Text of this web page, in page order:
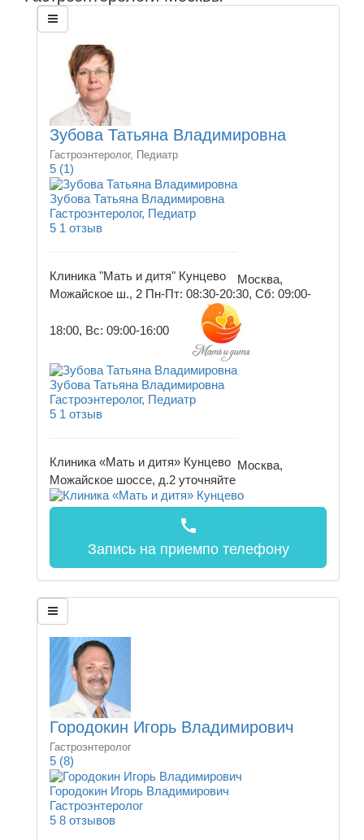
Зубова Татьяна Владимировна
Гастроэнтеролог, Педиатр
5 (1)
Зубова Татьяна Владимировна
Гастроэнтеролог, Педиатр
5 1 отзыв
Клиника "Мать и дитя" Кунцево
Москва,
Можайское ш., 2 Пн-Пт: 08:30-20:30, Сб: 09:00-
18:00, Вс: 09:00-16:00
Зубова Татьяна Владимировна
Гастроэнтеролог, Педиатр
5 1 отзыв
Клиника «Мать и дитя» Кунцево Москва,
Можайское шоссе, д.2 уточняйте
call
Запись на приемпо телефону
Городокин Игорь Владимирович
Гастроэнтеролог
5 (8)
Городокин Игорь Владимирович
Гастроэнтеролог
5 8 отзывов